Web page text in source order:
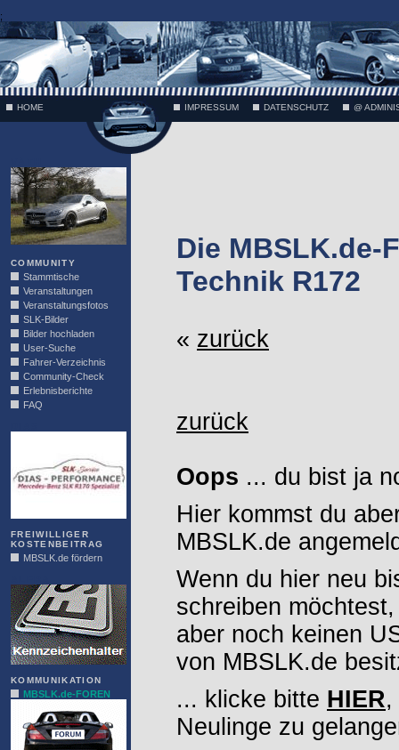
;
HOME IMPRESSUM DATENSCHUTZ @
COMMUNITY
Stammtische
Veranstaltungen
Veranstaltungsfotos
SLK-Bilder
Bilder hochladen
User-Suche
Fahrer-Verzeichnis
Community-Check
Erlebnisberichte
FAQ
FREIWILLIGER
KOSTENBEITRAG
MBSLK.de fördern
KOMMUNIKATION
MBSLK.de-FOREN
Die MBSLK.de-
Technik R172
« zurück
zurück
Oops ... du bist ja
Hier kommst du
MBSLK.de
Wenn du hier neu
schreiben möchtest,
aber noch keinen
von MBSLK.de
... klicke bitte HIER,
Neulinge zu